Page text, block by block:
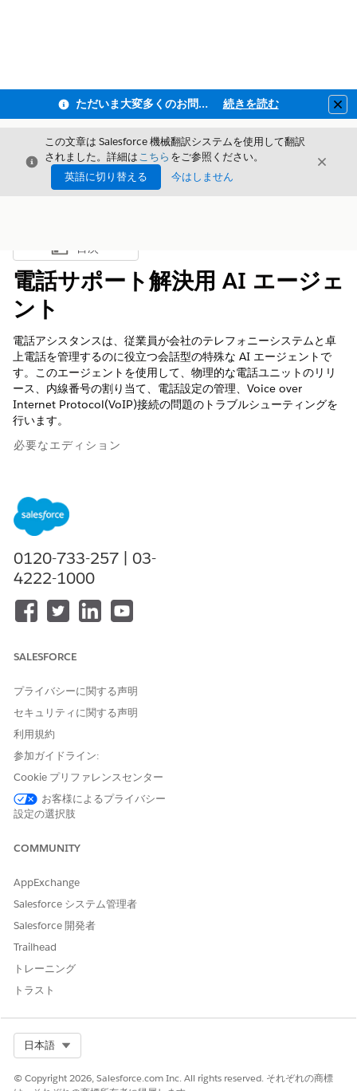
ただいま大変多くのお問い合わせをいただいており、ご連絡までにお時間を頂戴しております 続きを読む
閉じる
この文章は Salesforce 機械翻訳システムを使用して翻訳
されました。詳細はこちら をご参照ください。
英語に切り替える
今はしません
閉じる
目次を表示
目次
電話サポート解決用 AI エージェ
ント
電話アシスタンスは、従業員が会社のテレフォニーシステムと卓
上電話を管理するのに役立つ会話型の特殊な AI エージェントで
す。このエージェントを使用して、物理的な電話ユニットのリリ
ース、内線番号の割り当て、電話設定の管理、Voice over
Internet Protocol(VoIP)接続の問題のトラブルシューティングを
行います。
必要なエディション
使用可能なエディション: Agentforce IT Service が付属する
Enterprise
サービスカタログ項目
この専門エージェントは、自動的に次の SCI テンプレートを使用
して要求に対応します。同様のアプリケーションと要求種別をサ
定できます。
デスクフォンの設定またはサポートの要求
エージェントアクション
実行されます。
ナレッジを使用して質問に回答
対象サービスカタログ項目の取得
Execute Service Catalog Item フロー
Create Incident For Employee
新しいオフィスの卓上電話の設定
シナリオ: Maria が新しいデスクに引っ越し、既存の内線と共
に卓上電話を設置する必要がある。
Maria: 7階、712番の卓に引っ越しました。現在の内線番
号5234で卓上電話をセットアップできますか?
AI エージェント: 卓上電話の設定を手配できます。続行す
0120-733-257 | 03-
4222-1000
SALESFORCE
プライバシーに関する声明
セキュリティに関する声明
利用規約
参加ガイドライン:
Cookie プリファレンスセンター
お客様によるプライバシー
設定の選択肢
COMMUNITY
AppExchange
Salesforce システム管理者
Salesforce 開発者
Trailhead
トレーニング
トラスト
日本語
© Copyright 2026, Salesforce.com Inc. All rights reserved. それぞれの商標